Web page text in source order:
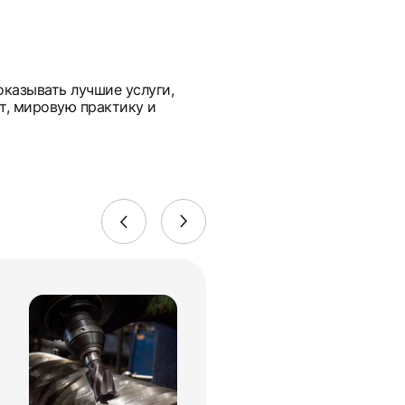
лучшие услуги,
мировую практику и